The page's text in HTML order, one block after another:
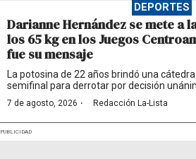
DEPORTES
Darianne Hernández se mete a
los 65 kg en los Juegos
fue su mensaje
La potosina de 22 años brindó una
semifinal para derrotar por decisión
7 de agosto, 2026 · Redacción La-Lista
PUBLICIDAD